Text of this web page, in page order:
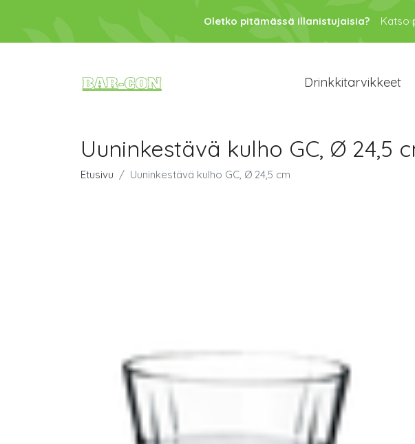
Oletko pitämässä illanistujaisia? Katso
Drinkkitarvikkeet
Uuninkestävä kulho GC, Ø 24,5
Etusivu Uuninkestävä kulho GC, Ø 24,5 cm